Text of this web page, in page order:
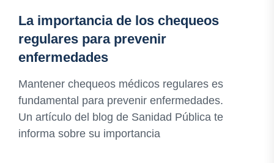
La importancia de los chequeos
regulares para prevenir
enfermedades
Mantener chequeos médicos regulares es
fundamental para prevenir enfermedades.
Un artículo del blog de Sanidad Pública te
informa sobre su importancia